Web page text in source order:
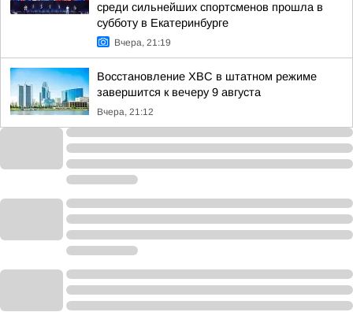
среди сильнейших спортсменов прошла в
субботу в Екатеринбурге
Вчера, 21:19
Восстановление ХВС в штатном режиме
завершится к вечеру 9 августа
Вчера, 21:12